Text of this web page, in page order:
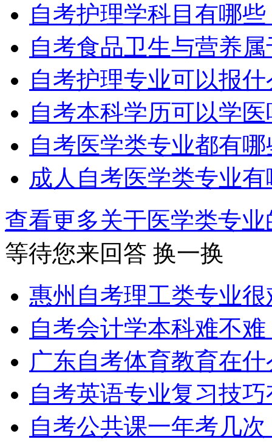
自考护理学科目有哪些
自考食品卫生与营养
自考护理专业可以报
自考本科学历可以学
自考医学类专业都有
成人自考医学类专业
查看更多关于医学类专业
等待您来回答 换一换
惠州自考理工类专业
自考会计学本科难不难
广东自考体育教育在
自考英语专业复习技
自考公共课一年考几次